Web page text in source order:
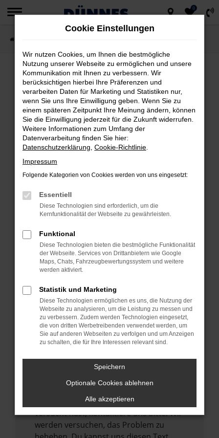
Zum
springen
0
FEHLER: NETWORK ERROR
Beim Laden ist ein Fehler aufgetreten.
Hier sind ein paar Tipps, die dir helfen können:
Überprüfe deine Firewall und deine
Internetverbindung.
Laden andere Webseiten, zum Beispiel
deine Suchmaschine?
Prüfe deine Browsererweiterungen.
Manche Erweiterungen, wie Werbeblocker,
können das Laden bestimmter Seiten
anderen Browser oder in einem privaten
Fenster?
Starte dein Gerät neu.
vorübergehende Probleme zu beheben.
Stelle sicher, dass dein Browser und dein
Betriebssystem auf dem neuesten Stand
sind.
Veraltete Software birgt nicht nur ein
führen, dass bestimmte Funktionen nicht
mehr unterstützt werden.
Wende dich an den Webseitenbetreiber.
Wenn du alle oben genannten Schritte
versucht hast, kontaktiere uns bitte. Wir
werden versuchen, das Problem zu
Cookie Einstellungen
Wir nutzen Cookies, um Ihnen die bestmögliche
Nutzung unserer Webseite zu ermöglichen und unsere
Kommunikation mit Ihnen zu verbessern. Wir
berücksichtigen hierbei Ihre Präferenzen und
verarbeiten Daten für Marketing und Statistiken nur,
wenn Sie uns Ihre Einwilligung geben. Wenn Sie zu
einem späteren Zeitpunkt Ihre Meinung ändern, können
Sie die Einwilligung jederzeit für die Zukunft widerrufen.
Weitere Informationen zum Umfang der
Datenverarbeitung finden Sie hier:
Datenschutzerklärung Cookie-Richtlinie
Impressum
Folgende Kategorien von Cookies werden von uns eingesetzt:
Essentiell
Diese Technologien sind erforderlich, um die
Kernfunktionalität der Webseite zu gewährleisten.
Funktional
Diese Technologien bieten die bestmögliche Funktionalität
der Webseite. Services von Drittanbietern wie Google
Maps, Chats, Fahrzeugbewertungssystem und weitere
werden aktiviert.
Statistik und Marketing
Diese Technologien ermöglichen es uns, die Nutzung der
Webseite zu analysieren, um die Leistung zu messen und
zu verbessern. Zudem werden Technologien eingesetzt,
die von dritten Werbetreibenden verwendet werden, um
Sie auf anderen Webseiten zu verfolgen und um Anzeigen
zu schalten, die für Ihre Interessen relevant sind.
Speichern
Optionale Cookies ablehnen
Alle akzeptieren